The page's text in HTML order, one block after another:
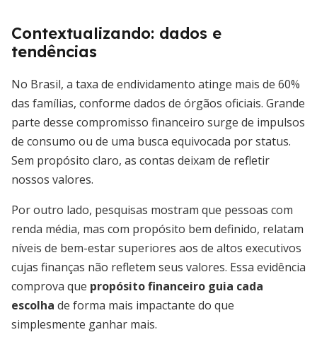
Contextualizando: dados e
tendências
No Brasil, a taxa de endividamento atinge mais de 60%
das famílias, conforme dados de órgãos oficiais. Grande
parte desse compromisso financeiro surge de impulsos
de consumo ou de uma busca equivocada por status.
Sem propósito claro, as contas deixam de refletir
nossos valores.
Por outro lado, pesquisas mostram que pessoas com
renda média, mas com propósito bem definido, relatam
níveis de bem-estar superiores aos de altos executivos
cujas finanças não refletem seus valores. Essa evidência
comprova que propósito financeiro guia cada
escolha de forma mais impactante do que
simplesmente ganhar mais.